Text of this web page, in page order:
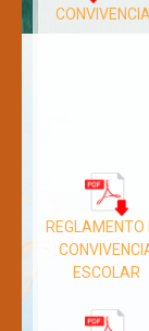
REGLAMENTO
ESCOLAR